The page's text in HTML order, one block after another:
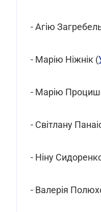
- Агію
- Марію Ніжнік (
- Марію
- Світлану
- Ніну
- Валерія